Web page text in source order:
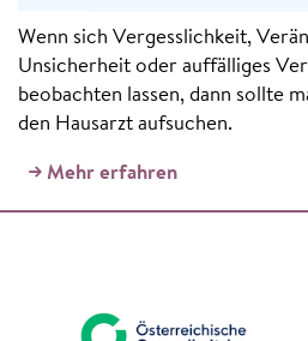
Wenn sich Vergesslichkeit,
Unsicherheit oder auffälliges
beobachten lassen, dann sollte
den Hausarzt aufsuchen.
Mehr erfahren